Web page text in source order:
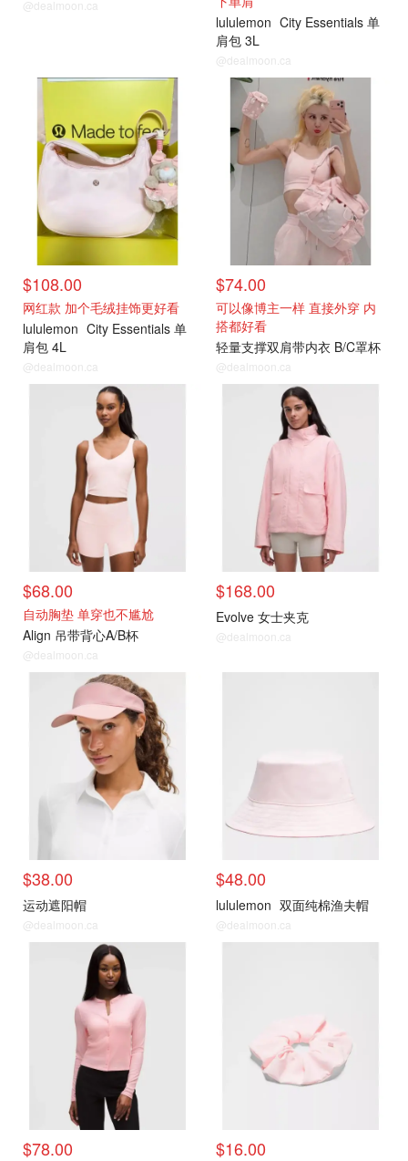
@dealmoon.ca
lululemon City Essentials 单
肩包 3L
@dealmoon.ca
$108.00
网红款 加个毛绒挂饰更好看
lululemon City Essentials 单
肩包 4L
@dealmoon.ca
$74.00
可以像博主一样 直接外穿 内
搭都好看
轻量支撑双肩带内衣 B/C罩杯
@dealmoon.ca
$68.00
自动胸垫 单穿也不尴尬
Align 吊带背心A/B杯
@dealmoon.ca
$168.00
Evolve 女士夹克
@dealmoon.ca
$38.00
运动遮阳帽
@dealmoon.ca
$48.00
lululemon 双面纯棉渔夫帽
@dealmoon.ca
$78.00 $16.00